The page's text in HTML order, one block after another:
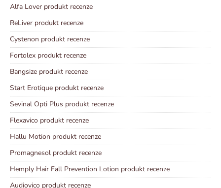
Alfa Lover produkt recenze
ReLiver produkt recenze
Cystenon produkt recenze
Fortolex produkt recenze
Bangsize produkt recenze
Start Erotique produkt recenze
Sevinal Opti Plus produkt recenze
Flexavico produkt recenze
Hallu Motion produkt recenze
Promagnesol produkt recenze
Hemply Hair Fall Prevention Lotion produkt recenze
Audiovico produkt recenze